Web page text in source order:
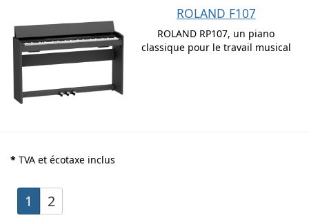
ROLAND F107
ROLAND RP107, un piano
classique pour le travail musical
* TVA et écotaxe inclus
1 2